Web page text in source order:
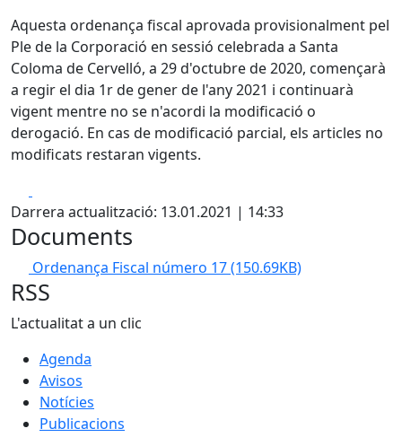
Aquesta ordenança fiscal aprovada provisionalment pel
Ple de la Corporació en sessió celebrada a Santa
Coloma de Cervelló, a 29 d'octubre de 2020, començarà
a regir el dia 1r de gener de l'any 2021 i continuarà
vigent mentre no se n'acordi la modificació o
derogació. En cas de modificació parcial, els articles no
modificats restaran vigents.
Darrera actualització: 13.01.2021 | 14:33
Documents
Ordenança Fiscal número 17(150.69KB)
RSS
L'actualitat a un clic
Agenda
Avisos
Notícies
Publicacions